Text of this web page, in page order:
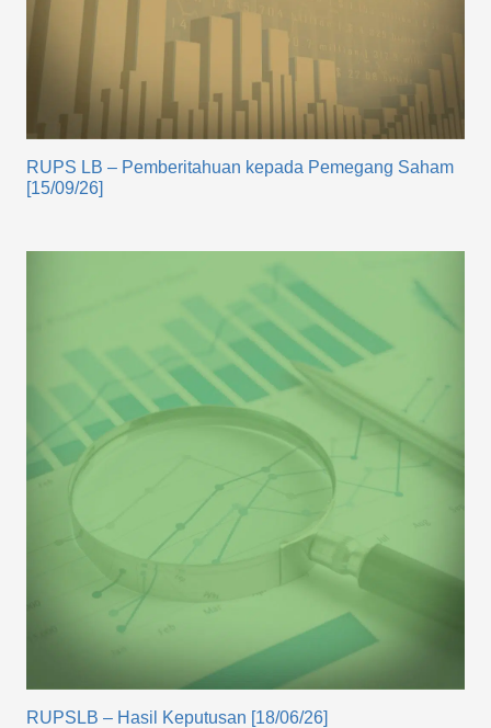
RUPS LB – Pemberitahuan kepada Pemegang Saham
[15/09/26]
RUPSLB – Hasil Keputusan [18/06/26]